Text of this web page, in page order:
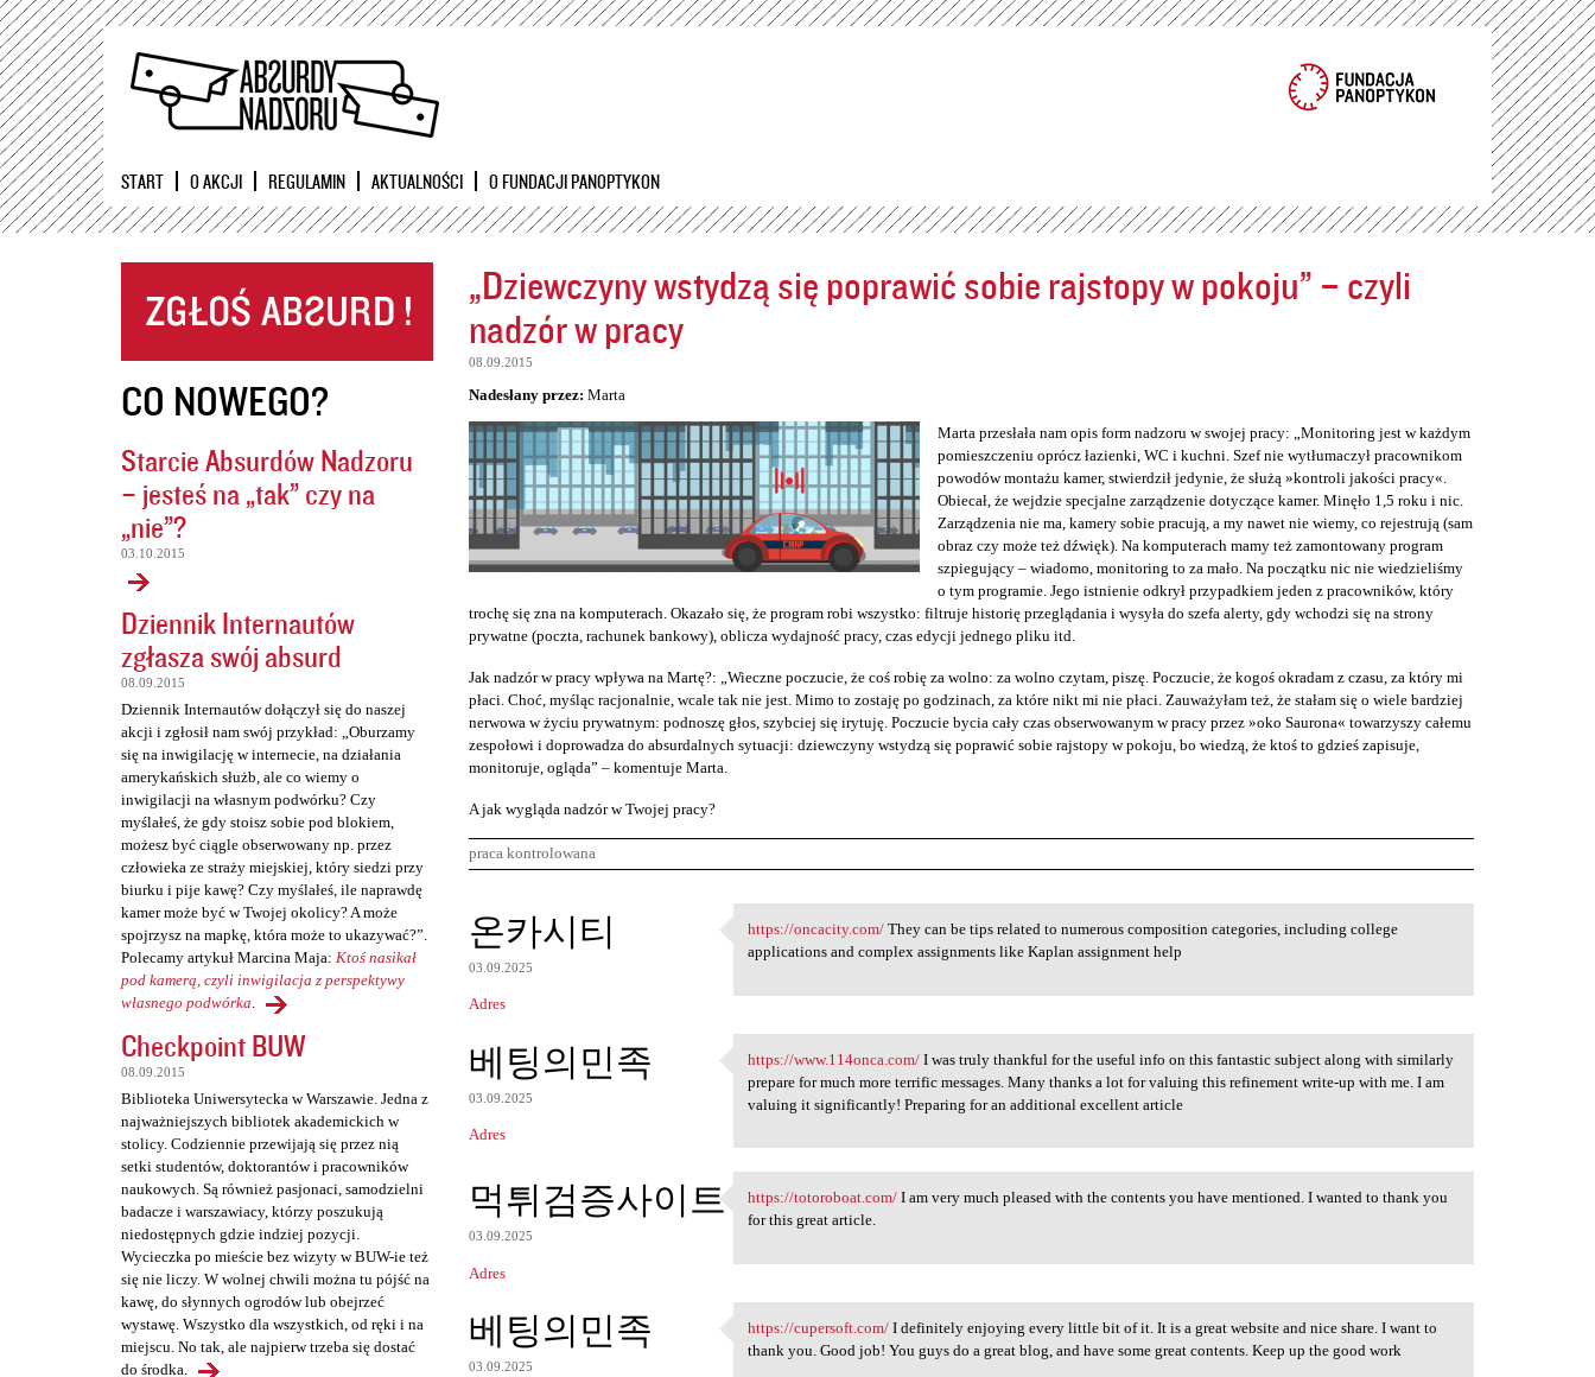
Przejdź
START O AKCJI REGULAMIN AKTUALNOŚCI O FUNDACJI PANOPTYKON
CO NOWEGO?
Starcie Absurdów Nadzoru
– jesteś na „tak” czy na
„nie”?
03.10.2015
Dziennik Internautów
zgłasza swój absurd
08.09.2015
Dziennik Internautów dołączył się do naszej
akcji i zgłosił nam swój przykład: „Oburzamy
się na inwigilację w internecie, na działania
amerykańskich służb, ale co wiemy o
inwigilacji na własnym podwórku? Czy
myślałeś, że gdy stoisz sobie pod blokiem,
możesz być ciągle obserwowany np. przez
człowieka ze straży miejskiej, który siedzi przy
biurku i pije kawę? Czy myślałeś, ile naprawdę
kamer może być w Twojej okolicy? A może
spojrzysz na mapkę, która może to ukazywać?”.
Polecamy artykuł Marcina Maja: Ktoś nasikał
pod kamerą, czyli inwigilacja z perspektywy
własnego podwórka.
Checkpoint BUW
08.09.2015
Biblioteka Uniwersytecka w Warszawie. Jedna z
najważniejszych bibliotek akademickich w
stolicy. Codziennie przewijają się przez nią
setki studentów, doktorantów i pracowników
naukowych. Są również pasjonaci, samodzielni
badacze i warszawiacy, którzy poszukują
niedostępnych gdzie indziej pozycji.
Wycieczka po mieście bez wizyty w BUW-ie też
się nie liczy. W wolnej chwili można tu pójść na
kawę, do słynnych ogrodów lub obejrzeć
wystawę. Wszystko dla wszystkich, od ręki i na
miejscu. No tak, ale najpierw trzeba się dostać
do środka.
„Dziewczyny wstydzą się poprawić sobie rajstopy w pokoju” – czyli
nadzór w pracy
08.09.2015
Nadesłany przez: Marta
Marta przesłała nam opis form nadzoru w swojej pracy: „Monitoring jest w każdym
pomieszczeniu oprócz łazienki, WC i kuchni. Szef nie wytłumaczył pracownikom
powodów montażu kamer, stwierdził jedynie, że służą »kontroli jakości pracy«.
Obiecał, że wejdzie specjalne zarządzenie dotyczące kamer. Minęło 1,5 roku i nic.
Zarządzenia nie ma, kamery sobie pracują, a my nawet nie wiemy, co rejestrują (sam
obraz czy może też dźwięk). Na komputerach mamy też zamontowany program
szpiegujący – wiadomo, monitoring to za mało. Na początku nic nie wiedzieliśmy
o tym programie. Jego istnienie odkrył przypadkiem jeden z pracowników, który
trochę się zna na komputerach. Okazało się, że program robi wszystko: filtruje historię przeglądania i wysyła do szefa alerty, gdy wchodzi się na strony
prywatne (poczta, rachunek bankowy), oblicza wydajność pracy, czas edycji jednego pliku itd.
Jak nadzór w pracy wpływa na Martę?: „Wieczne poczucie, że coś robię za wolno: za wolno czytam, piszę. Poczucie, że kogoś okradam z czasu, za który mi
płaci. Choć, myśląc racjonalnie, wcale tak nie jest. Mimo to zostaję po godzinach, za które nikt mi nie płaci. Zauważyłam też, że stałam się o wiele bardziej
nerwowa w życiu prywatnym: podnoszę głos, szybciej się irytuję. Poczucie bycia cały czas obserwowanym w pracy przez »oko Saurona« towarzyszy całemu
zespołowi i doprowadza do absurdalnych sytuacji: dziewczyny wstydzą się poprawić sobie rajstopy w pokoju, bo wiedzą, że ktoś to gdzieś zapisuje,
monitoruje, ogląda” – komentuje Marta.
A jak wygląda nadzór w Twojej pracy?
praca kontrolowana
K
o
m
e
n
t
r
z
e
온카시티
03.09.2025
Adres
https://oncacity.com/ They
https://oncacity.com/ They can be tips related to numerous composition categories, including college
applications and complex assignments like Kaplan assignment help
베팅의민족
03.09.2025
Adres
https://www.114onca.com/ I
https://www.114onca.com/ I was truly thankful for the useful info on this fantastic subject along with similarly
prepare for much more terrific messages. Many thanks a lot for valuing this refinement write-up with me. I am
valuing it significantly! Preparing for an additional excellent article
먹튀검증사이트
03.09.2025
Adres
https://totoroboat.com/ I am
https://totoroboat.com/ I am very much pleased with the contents you have mentioned. I wanted to thank you
for this great article.
베팅의민족
03.09.2025
https://cupersoft.com/ I
https://cupersoft.com/ I definitely enjoying every little bit of it. It is a great website and nice share. I want to
thank you. Good job! You guys do a great blog, and have some great contents. Keep up the good work